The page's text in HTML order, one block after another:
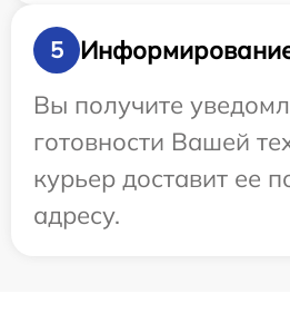
5
Вы получите
готовности Вашей
курьер доставит ее
адресу.